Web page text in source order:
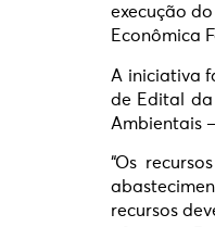
execução
Econômica
A iniciativa
de Edital da
Ambientais
“Os
recursos